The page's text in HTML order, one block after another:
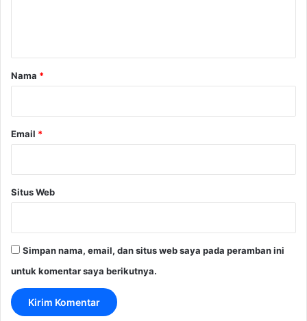
rNama *
Email *
Situs Web
Simpan nama, email, dan situs web saya pada peramban ini
untuk komentar saya berikutnya.